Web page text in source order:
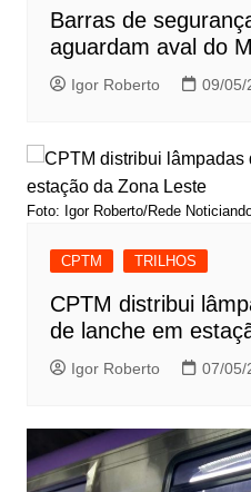
Barras de
aguardam aval do
Igor Roberto 09/05/
Foto: Igor Roberto/Rede
CPTM TRILHOS
CPTM distribui
de lanche em
Igor Roberto 07/05/